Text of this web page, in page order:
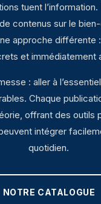
tuent l’information.
contenus sur le
approche différente
et immédiatement
: aller à
Chaque
offrant des outils
intégrer
quotidien.
NOTRE CATALOGUE